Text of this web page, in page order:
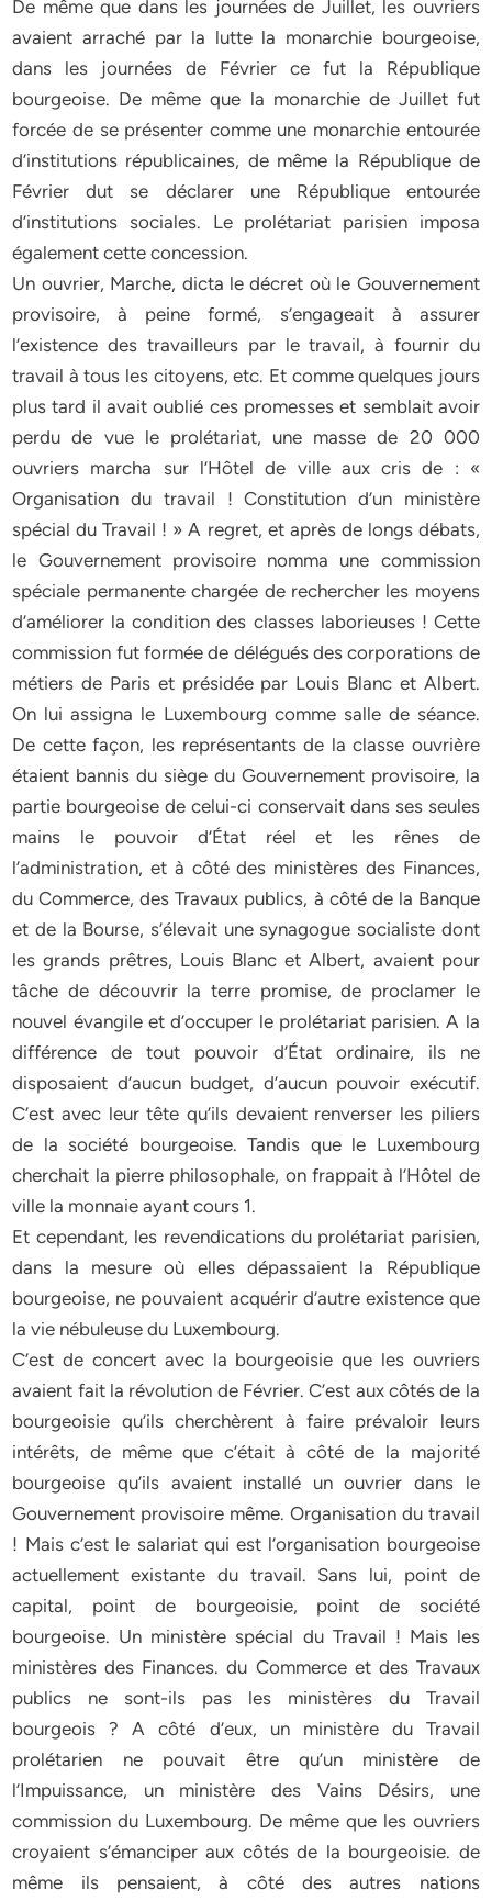
De même que dans les journées de Juillet, les ouvriers
avaient arraché par la lutte la monarchie bourgeoise,
dans les journées de Février ce fut la République
bourgeoise. De même que la monarchie de Juillet fut
forcée de se présenter comme une monarchie entourée
d’institutions républicaines, de même la République de
Février dut se déclarer une République entourée
d’institutions sociales. Le prolétariat parisien imposa
également cette concession.
Un ouvrier, Marche, dicta le décret où le Gouvernement
provisoire, à peine formé, s’engageait à assurer
l’existence des travailleurs par le travail, à fournir du
travail à tous les citoyens, etc. Et comme quelques jours
plus tard il avait oublié ces promesses et semblait avoir
perdu de vue le prolétariat, une masse de 20 000
ouvriers marcha sur l’Hôtel de ville aux cris de : «
Organisation du travail ! Constitution d’un ministère
spécial du Travail ! » A regret, et après de longs débats,
le Gouvernement provisoire nomma une commission
spéciale permanente chargée de rechercher les moyens
d’améliorer la condition des classes laborieuses ! Cette
commission fut formée de délégués des corporations de
métiers de Paris et présidée par Louis Blanc et Albert.
On lui assigna le Luxembourg comme salle de séance.
De cette façon, les représentants de la classe ouvrière
étaient bannis du siège du Gouvernement provisoire, la
partie bourgeoise de celui-ci conservait dans ses seules
mains le pouvoir d’État réel et les rênes de
l’administration, et à côté des ministères des Finances,
du Commerce, des Travaux publics, à côté de la Banque
et de la Bourse, s’élevait une synagogue socialiste dont
les grands prêtres, Louis Blanc et Albert, avaient pour
tâche de découvrir la terre promise, de proclamer le
nouvel évangile et d’occuper le prolétariat parisien. A la
différence de tout pouvoir d’État ordinaire, ils ne
disposaient d’aucun budget, d’aucun pouvoir exécutif.
C’est avec leur tête qu’ils devaient renverser les piliers
de la société bourgeoise. Tandis que le Luxembourg
cherchait la pierre philosophale, on frappait à l’Hôtel de
ville la monnaie ayant cours 1.
Et cependant, les revendications du prolétariat parisien,
dans la mesure où elles dépassaient la République
bourgeoise, ne pouvaient acquérir d’autre existence que
la vie nébuleuse du Luxembourg.
C’est de concert avec la bourgeoisie que les ouvriers
avaient fait la révolution de Février. C’est aux côtés de la
bourgeoisie qu’ils cherchèrent à faire prévaloir leurs
intérêts, de même que c’était à côté de la majorité
bourgeoise qu’ils avaient installé un ouvrier dans le
Gouvernement provisoire même. Organisation du travail
! Mais c’est le salariat qui est l’organisation bourgeoise
actuellement existante du travail. Sans lui, point de
capital, point de bourgeoisie, point de société
bourgeoise. Un ministère spécial du Travail ! Mais les
ministères des Finances. du Commerce et des Travaux
publics ne sont-ils pas les ministères du Travail
bourgeois ? A côté d’eux, un ministère du Travail
prolétarien ne pouvait être qu’un ministère de
l’Impuissance, un ministère des Vains Désirs, une
commission du Luxembourg. De même que les ouvriers
croyaient s’émanciper aux côtés de la bourgeoisie. de
même ils pensaient, à côté des autres nations